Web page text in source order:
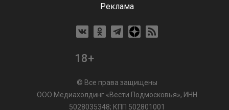
Реклама
18+
© Все права защищены
ООО Медиахолдинг «Вести Подмосковья», ИНН
5028035348; КПП 502801001